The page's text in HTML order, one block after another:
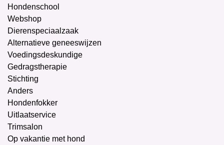
Hondenschool
Webshop
Dierenspeciaalzaak
Alternatieve geneeswijzen
Voedingsdeskundige
Gedragstherapie
Stichting
Anders
Hondenfokker
Uitlaatservice
Trimsalon
Op vakantie met hond